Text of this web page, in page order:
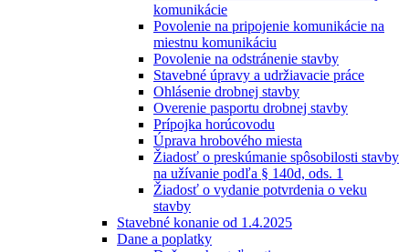
komunikácie
Povolenie na pripojenie komunikácie na
miestnu komunikáciu
Povolenie na odstránenie stavby
Stavebné úpravy a udržiavacie práce
Ohlásenie drobnej stavby
Overenie pasportu drobnej stavby
Prípojka horúcovodu
Úprava hrobového miesta
Žiadosť o preskúmanie spôsobilosti stavby
na užívanie podľa § 140d, ods. 1
Žiadosť o vydanie potvrdenia o veku
stavby
Stavebné konanie od 1.4.2025
Dane a poplatky